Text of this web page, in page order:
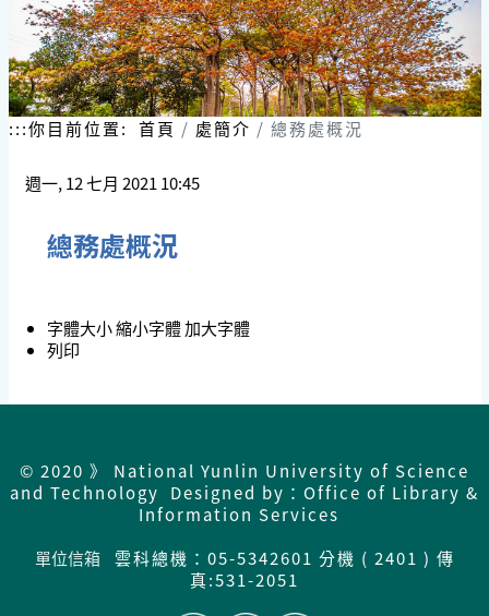
:::你目前位置: 首頁 處簡介 總務處概況
週一, 12 七月 2021 10:45
總務處概況
字體大小縮小字體加大字體
列印
© 2020 》 National Yunlin University of Science
and Technology Designed by：Office of Library &
Information Services
單位信箱
雲科總機：05-5342601 分機 ( 2401 ) 傳
真:531-2051